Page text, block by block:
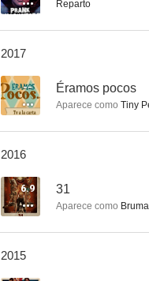
Reparto
2017
-- Éramos pocos
Aparece como Tiny
2016
6.9 31
Aparece como
2015